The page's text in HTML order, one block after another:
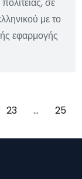
με το
εφαρμογής
23 …
25